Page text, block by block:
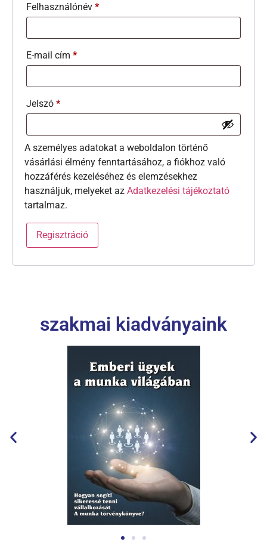
Felhasználónév *
E-mail cím *
Jelszó *
A személyes adatokat a weboldalon történő
vásárlási élmény fenntartásához, a fiókhoz való
hozzáférés kezeléséhez és elemzésekhez
használjuk, melyeket az Adatkezelési tájékoztató
tartalmaz.
Regisztráció
szakmai kiadványaink